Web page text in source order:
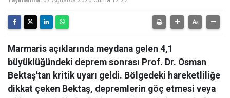
Marmaris açıklarında meydana gelen 4,1
büyüklüğündeki deprem sonrası Prof. Dr. Osman
Bektaş'tan kritik uyarı geldi. Bölgedeki hareketliliğe
dikkat çeken Bektaş, depremlerin göç etmesi veya